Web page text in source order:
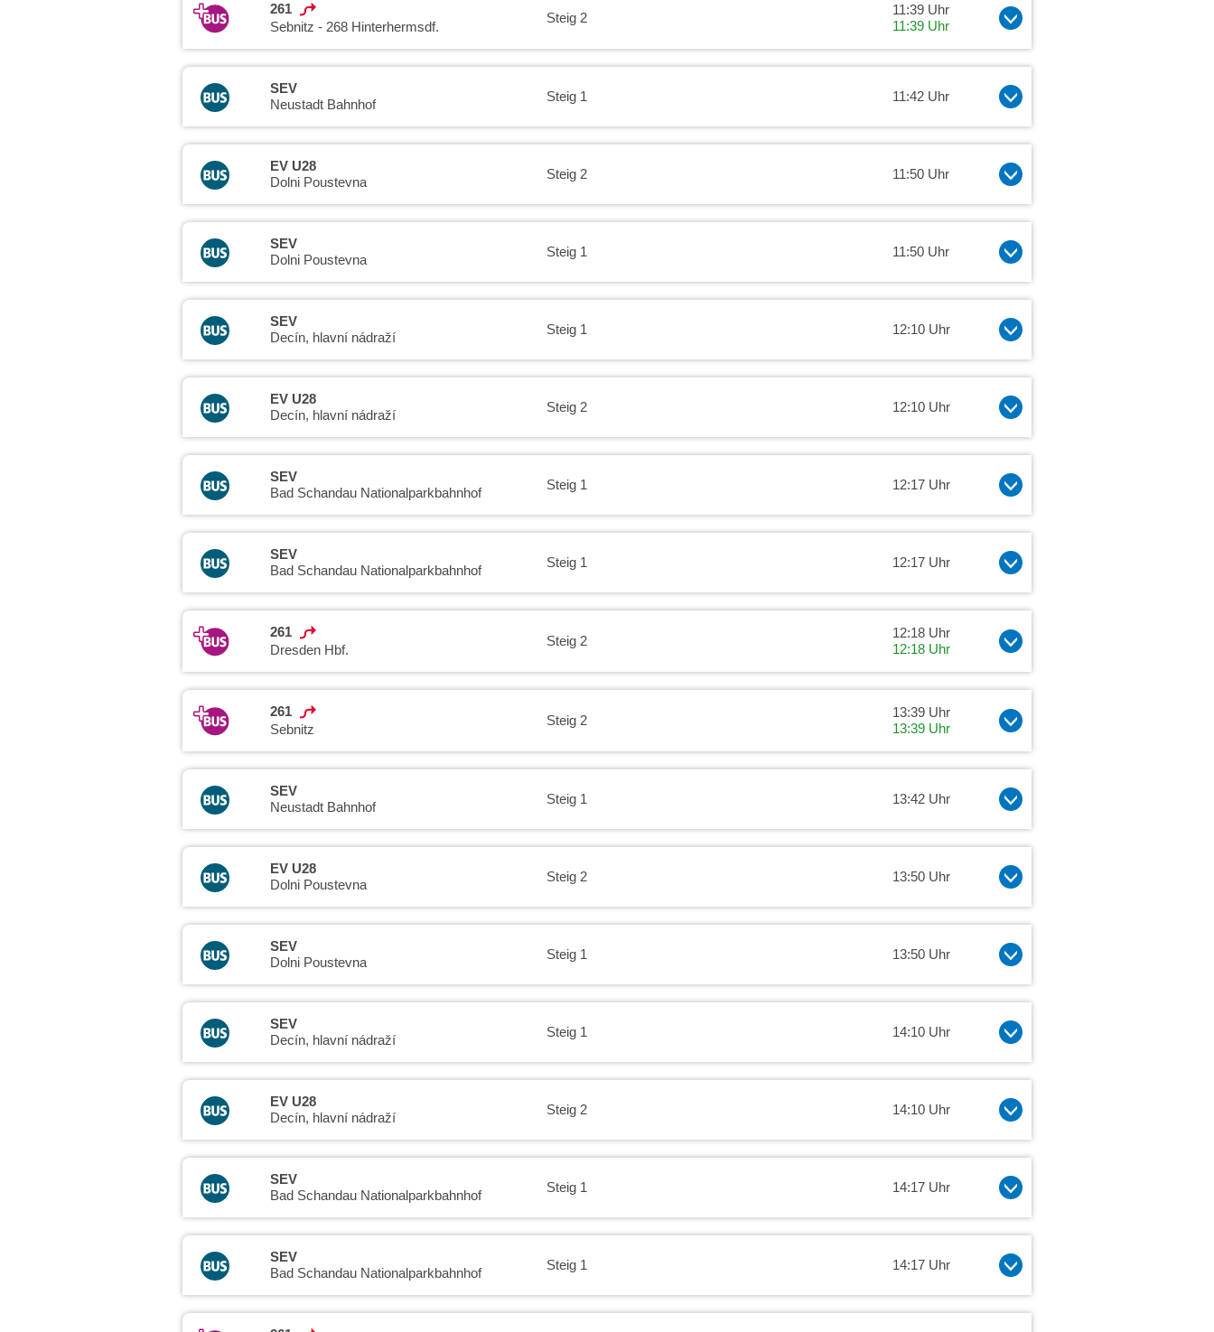
261
Sebnitz - 268 Hinterhermsdf.
Steig 2
11:39 Uhr
11:39 Uhr
SEV
Neustadt Bahnhof
Steig 1 11:42 Uhr
EV U28
Dolni Poustevna
Steig 2 11:50 Uhr
SEV
Dolni Poustevna
Steig 1 11:50 Uhr
SEV
Decín, hlavní nádraží
Steig 1 12:10 Uhr
EV U28
Decín, hlavní nádraží
Steig 2 12:10 Uhr
SEV
Bad Schandau Nationalparkbahnhof
Steig 1 12:17 Uhr
SEV
Bad Schandau Nationalparkbahnhof
Steig 1 12:17 Uhr
261
Dresden Hbf.
Steig 2
12:18 Uhr
12:18 Uhr
261
Sebnitz
Steig 2
13:39 Uhr
13:39 Uhr
SEV
Neustadt Bahnhof
Steig 1 13:42 Uhr
EV U28
Dolni Poustevna
Steig 2 13:50 Uhr
SEV
Dolni Poustevna
Steig 1 13:50 Uhr
SEV
Decín, hlavní nádraží
Steig 1 14:10 Uhr
EV U28
Decín, hlavní nádraží
Steig 2 14:10 Uhr
SEV
Bad Schandau Nationalparkbahnhof
Steig 1 14:17 Uhr
SEV
Bad Schandau Nationalparkbahnhof
Steig 1 14:17 Uhr